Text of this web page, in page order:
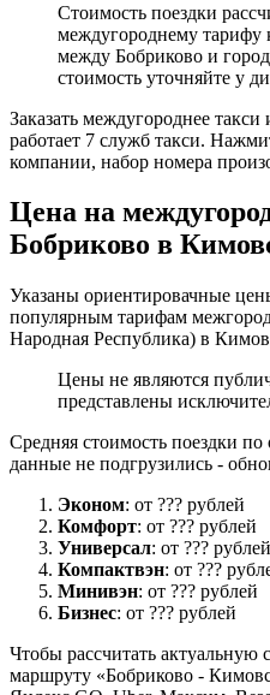
Стоимость поездки
междугороднему тарифу
между Бобриково и
стоимость уточняйте у
Заказать междугороднее
работает 7 служб такси.
компании, набор номера
Цена на
Бобриково в
Указаны ориентировачные
популярным тарифам
Народная Республика) в
Цены не являются
представлены
Средняя стоимость поездки
данные не подгрузились -
Эконом: от ??? рублей
Комфорт: от ??? рублей
Универсал: от ??? рублей
Компактвэн: от ???
Минивэн: от ??? рублей
Бизнес: от ??? рублей
Чтобы рассчитать актуальную
маршруту «Бобриково -